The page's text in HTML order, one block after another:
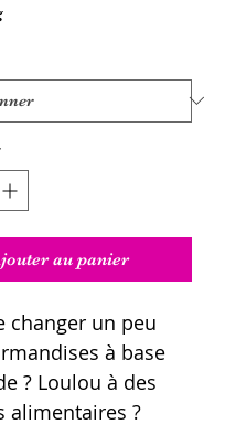
au panier
changer un peu
à base
? Loulou à des
alimentaires ?